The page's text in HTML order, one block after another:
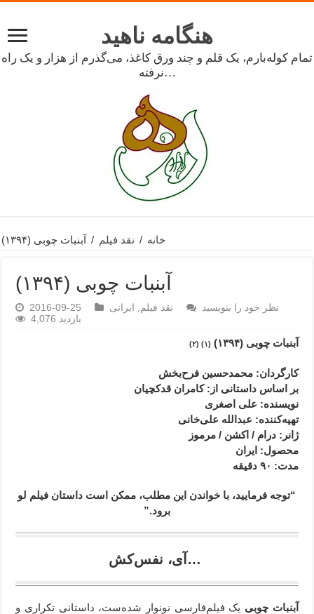
هنگامه ناهید
تمام کوله‌بارم، یک قلم و چند ورق کاغذ، می‌گذرم از هزار و یک راه
نرفته…
خانه / نقد فیلم / آبنبات چوبی (۱۳۹۴)
آبنبات چوبی (۱۳۹۴)
2016-09-25 نقد فیلم ایرانی
نظر خود را بنویسید
4,076 بازدید
آبنبات چوبی (۱۳۹۴) (۱) (۲)
کارگردان: محمدحسین فرح‌بخش
بر اساس داستانی از: کامران قدکچیان
نویسنده: علی اصغری
تهیه‌کننده: عبدالله علی‌خانی
ژانر : درام / اکشن / مرموز
محصول: ایران
مدت: ۹۰ دقیقه
“توجه فرمایید،‌ با خواندن این مطلب، ممکن است داستان فیلم لو
برود.”
آی، نفس‌کش…
آبنبات چوبی یک فیلم‌فارسی نونوار شده‌ست، داستانی تکراری و